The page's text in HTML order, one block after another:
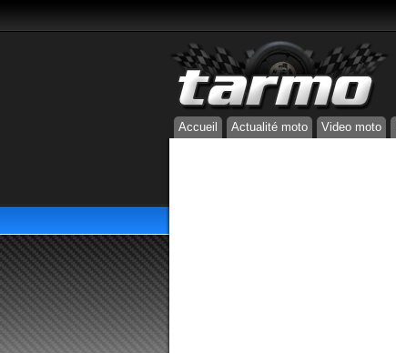
Accueil Actualité moto Video moto